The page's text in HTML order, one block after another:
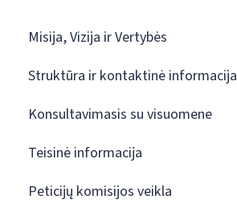
Misija, Vizija ir Vertybės
Struktūra ir kontaktinė informacija
Konsultavimasis su visuomene
Teisinė informacija
Peticijų komisijos veikla